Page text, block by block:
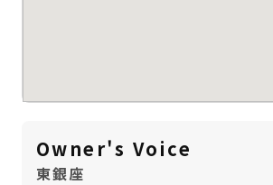
Owner's Voice
東銀座